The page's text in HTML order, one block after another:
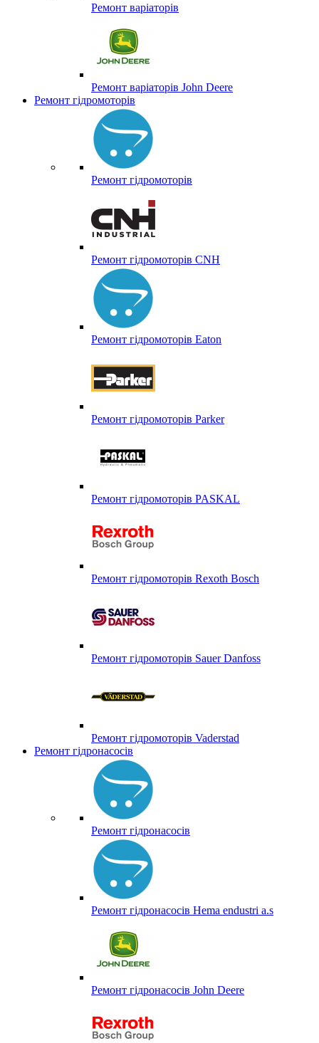
Ремонт варіаторів
Ремонт варіаторів John Deere
Ремонт гідромоторів
Ремонт гідромоторів
Ремонт гідромоторів CNH
Ремонт гідромоторів Eaton
Ремонт гідромоторів Parker
Ремонт гідромоторів PASKAL
Ремонт гідромоторів Rexoth Bosch
Ремонт гідромоторів Sauer Danfoss
Ремонт гідромоторів Vaderstad
Ремонт гідронасосів
Ремонт гідронасосів
Ремонт гідронасосів Hema endustri a.s
Ремонт гідронасосів John Deere